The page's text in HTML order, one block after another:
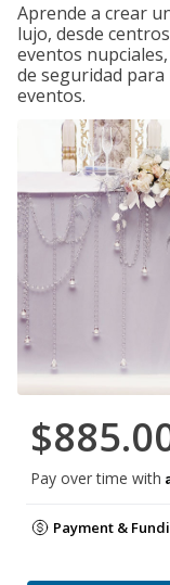
Aprende a crear
lujo, desde
eventos
de seguridad para
eventos.
Pay over time with
Payment &